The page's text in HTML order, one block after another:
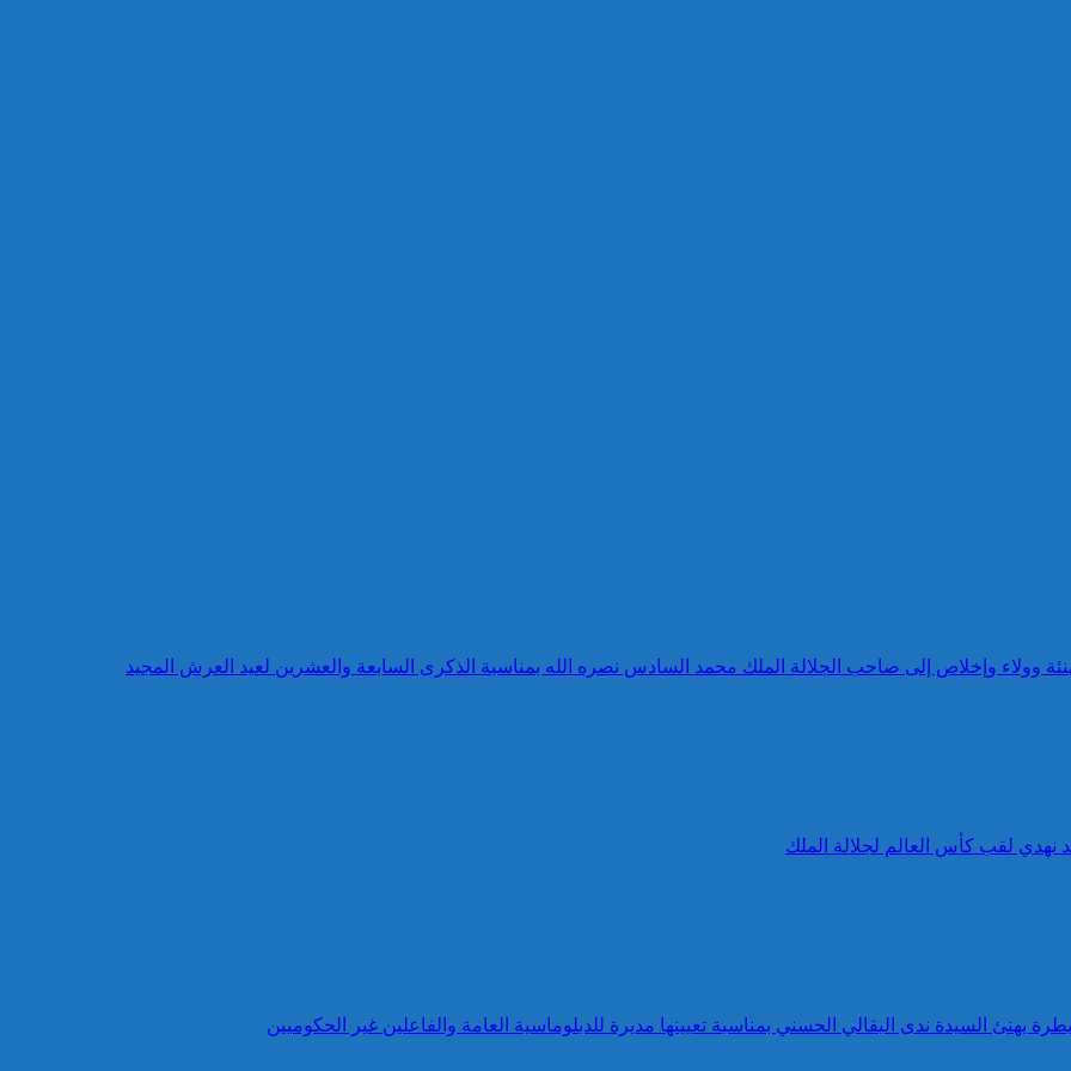
وولاء وإخلاص إلى صاحب الجلالة الملك محمد السادس نصره الله بمناسبة الذكرى السابعة والعشرين لعيد العرش المجيد
نهدي لقب كأس العالم لجلالة الملك
يهنئ السيدة ندى البقالي الحسني بمناسبة تعيينها مديرة للدبلوماسية العامة والفاعلين غير الحكوميين